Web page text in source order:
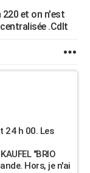
220 et on n'est
.Cdlt
24 h 00. Les
"BRIO
Hors, je n'ai